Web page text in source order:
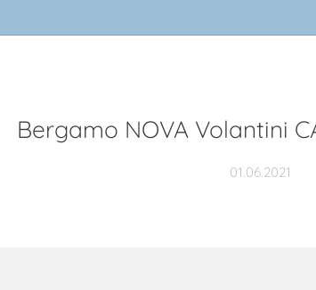
Bergamo NOVA Volantini
01.06.2021